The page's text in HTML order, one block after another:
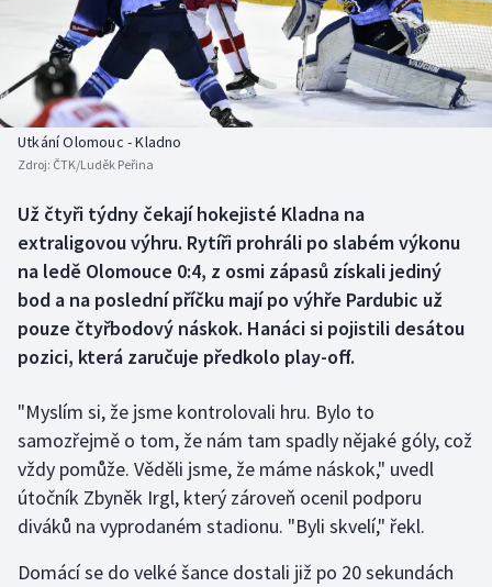
Baseball a softbal
Basketbal
Biatlon
Box
Curling
Dostihy
Florbal
Golf
Gymnastika
Soutěže
Historické návraty
Aplikace ČT sport
Utkání Olomouc - Kladno
Zdroj: ČTK/Luděk Peřina
Už čtyři týdny čekají hokejisté Kladna na
extraligovou výhru. Rytíři prohráli po slabém výkonu
na ledě Olomouce 0:4, z osmi zápasů získali jediný
bod a na poslední příčku mají po výhře Pardubic už
pouze čtyřbodový náskok. Hanáci si pojistili desátou
pozici, která zaručuje předkolo play-off.
"Myslím si, že jsme kontrolovali hru. Bylo to
samozřejmě o tom, že nám tam spadly nějaké góly, což
vždy pomůže. Věděli jsme, že máme náskok," uvedl
útočník Zbyněk Irgl, který zároveň ocenil podporu
diváků na vyprodaném stadionu. "Byli skvelí," řekl.
Domácí se do velké šance dostali již po 20 sekundách